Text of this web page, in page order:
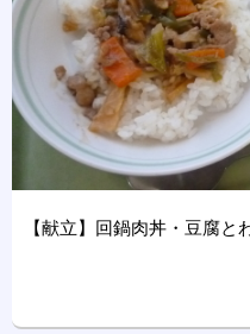
【献立】回鍋肉丼・豆腐